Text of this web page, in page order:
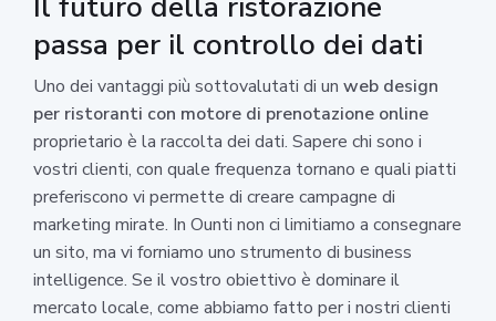
passa per il controllo dei dati
Uno dei vantaggi più sottovalutati di un web design
per ristoranti con motore di prenotazione online
proprietario è la raccolta dei dati. Sapere chi sono i
vostri clienti, con quale frequenza tornano e quali piatti
preferiscono vi permette di creare campagne di
marketing mirate. In Ounti non ci limitiamo a consegnare
un sito, ma vi forniamo uno strumento di business
intelligence. Se il vostro obiettivo è dominare il
mercato locale, come abbiamo fatto per i nostri clienti